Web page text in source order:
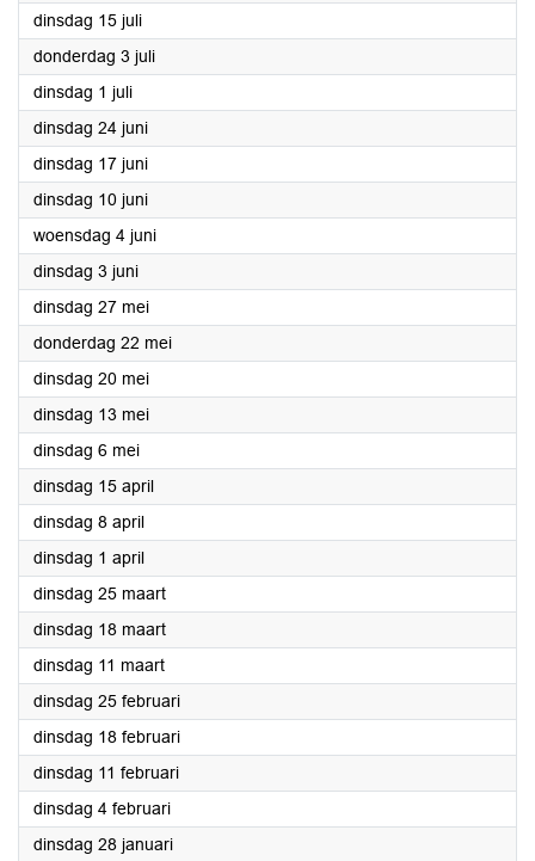
dinsdag 15 juli2025
donderdag 3 juli2025
dinsdag 1 juli2025
dinsdag 24 juni2025
dinsdag 17 juni2025
dinsdag 10 juni2025
woensdag 4 juni2025
dinsdag 3 juni2025
dinsdag 27 mei2025
donderdag 22 mei2025
dinsdag 20 mei2025
dinsdag 13 mei2025
dinsdag 6 mei2025
dinsdag 15 april2025
dinsdag 8 april2025
dinsdag 1 april2025
dinsdag 25 maart2025
dinsdag 18 maart2025
dinsdag 11 maart2025
dinsdag 25 februari2025
dinsdag 18 februari2025
dinsdag 11 februari2025
dinsdag 4 februari2025
dinsdag 28 januari2025